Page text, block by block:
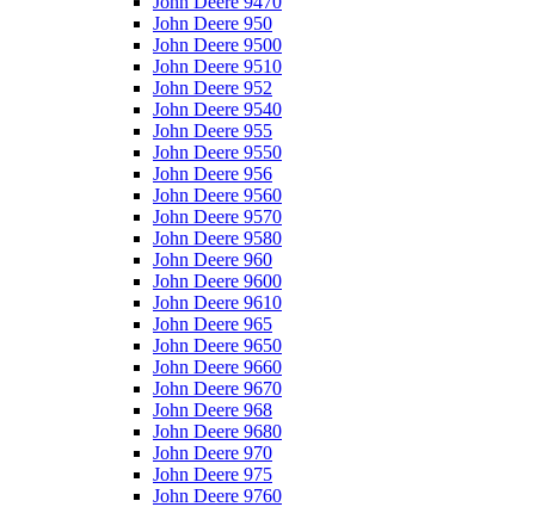
John Deere 950
John Deere 9500
John Deere 9510
John Deere 952
John Deere 9540
John Deere 955
John Deere 9550
John Deere 956
John Deere 9560
John Deere 9570
John Deere 9580
John Deere 960
John Deere 9600
John Deere 9610
John Deere 965
John Deere 9650
John Deere 9660
John Deere 9670
John Deere 968
John Deere 9680
John Deere 970
John Deere 975
John Deere 9760